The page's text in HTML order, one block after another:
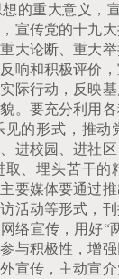
的重大意义，
宣传党的十九
大论断、重大
响和积极评价
际行动，反映
。要充分利用各
的形式，推动
进校园、进社区
取、埋头苦干的
要媒体要通过
活动等形式，
络宣传，用好“
与积极性，增
宣传，主动宣